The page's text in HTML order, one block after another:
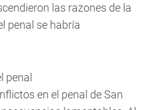
las razones de la
penal se habría
penal
en el penal de San